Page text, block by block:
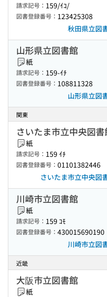
請求記号： 159/ｲｺ/
図書登録番号： 123425308
秋田県立図
山形県立図書館
紙
請求記号： 159-ｲﾁ
図書登録番号： 108811328
山形県立図
関東
さいたま市立中央図書
紙
請求記号： 159 ｲﾁ
図書登録番号： 01101382446
さいたま市立中央図
川崎市立図書館
紙
請求記号： 159 ｺﾓ
図書登録番号： 430015690190
川崎市立図
近畿
大阪市立図書館
紙